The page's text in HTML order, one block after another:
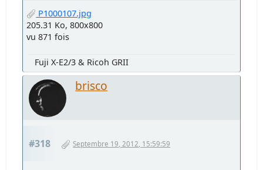
P1000107.jpg
205.31 Ko, 800x800
vu 871 fois
Fuji X-E2/3 & Ricoh GRII
brisco
#318 Septembre 19, 2012, 15:59:59